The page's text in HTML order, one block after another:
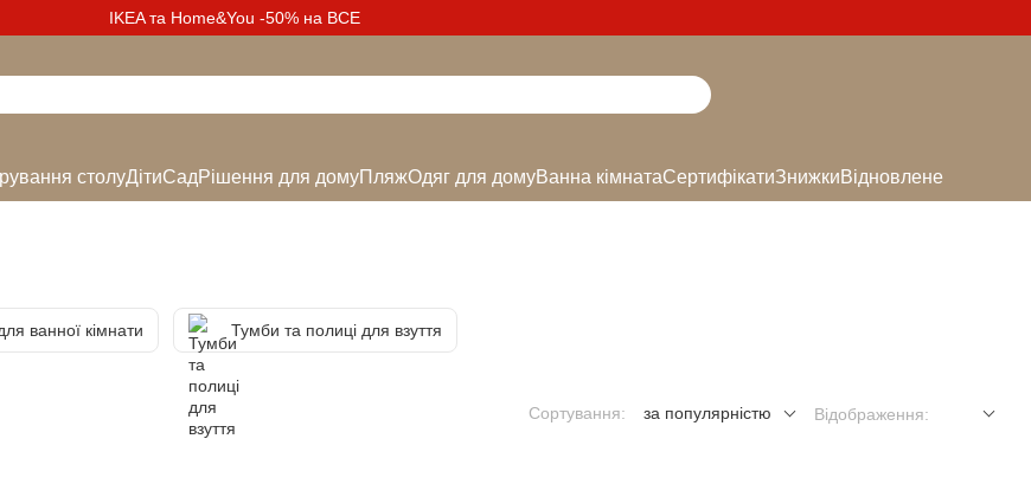
IKEA та Home&You -50% на ВСЕ
столуДітиСадРішення для домуПляжОдяг для домуВанна кімнатаСертифікатиЗнижкиВідновлене
ванної кімнати Тумби та полиці для взуття
Сортування: за популярністю Відображення: